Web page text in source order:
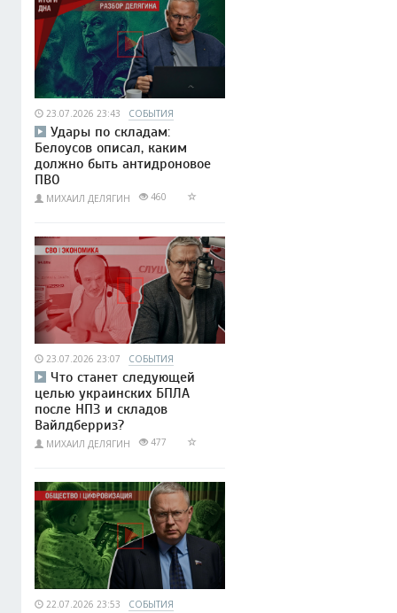
23.07.2026 23:43 СОБЫТИЯ
Удары по складам:
Белоусов описал, каким
должно быть антидроновое
ПВО
МИХАИЛ ДЕЛЯГИН 460
23.07.2026 23:07 СОБЫТИЯ
Что станет следующей
целью украинских БПЛА
после НПЗ и складов
Вайлдберриз?
МИХАИЛ ДЕЛЯГИН 477
22.07.2026 23:53 СОБЫТИЯ